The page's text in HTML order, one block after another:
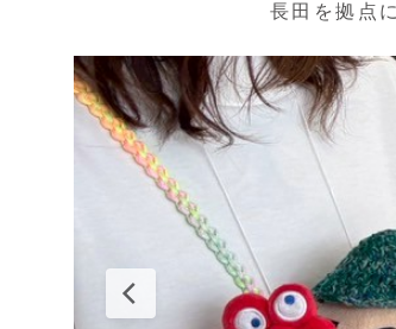
長田を拠点